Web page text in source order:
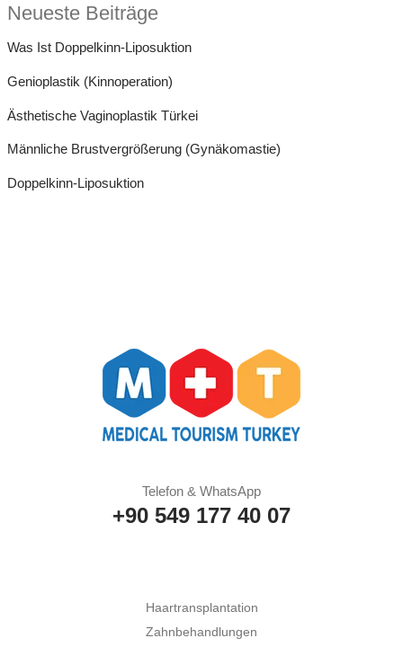
Neueste Beiträge
Was Ist Doppelkinn-Liposuktion
Genioplastik (Kinnoperation)
Ästhetische Vaginoplastik Türkei
Männliche Brustvergrößerung (Gynäkomastie)
Doppelkinn-Liposuktion
Telefon & WhatsApp
+90 549 177 40 07
Haartransplantation
Zahnbehandlungen